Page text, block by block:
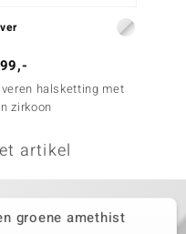
halsketting met
zirkoon
artikel
groene amethist